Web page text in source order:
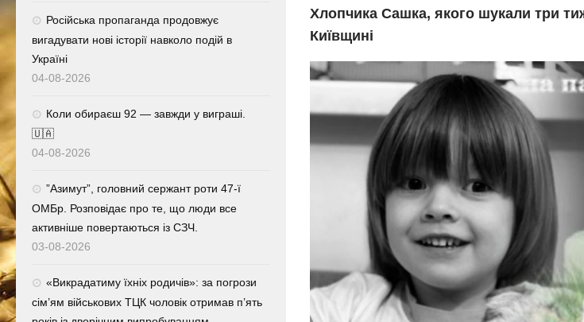
Хлопчика Сашка, якого шукали три
Київщині
Російська пропаганда продовжує
вигадувати нові історії навколо подій в
Україні
04-08-2026
Коли обираєш 92 — завжди у виграші.
🇺🇦
04-08-2026
⁨”Азимут”, головний сержант роти 47-ї
ОМБр. Розповідає про те, що люди все
активніше повертаються із СЗЧ.
03-08-2026
«Викрадатиму їхніх родичів»: за погрози
сім’ям військових ТЦК чоловік отримав п’ять